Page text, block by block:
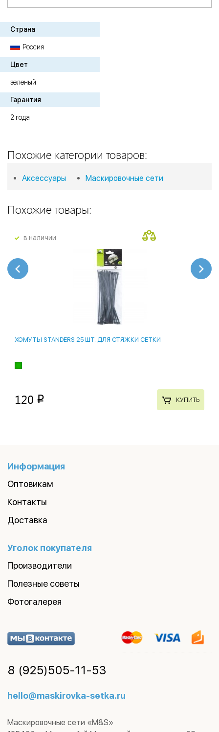
Страна
Россия
Цвет
зеленый
Гарантия
2 года
Похожие категории товаров:
Аксессуары Маскировочные сети
Похожие товары:
в наличии
ХОМУТЫ STANDERS 25 ШТ. ДЛЯ СТЯЖКИ СЕТКИ
120 p КУПИТЬ
Информация
Оптовикам
Контакты
Доставка
Уголок покупателя
Производители
Полезные советы
Фотогалерея
8 (925)505-11-53
hello@maskirovka-setka.ru
Маскировочные сети «M&S»